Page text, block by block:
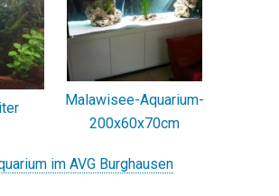
Malawisee-Aquarium-
200x60x70cm
im AVG Burghausen